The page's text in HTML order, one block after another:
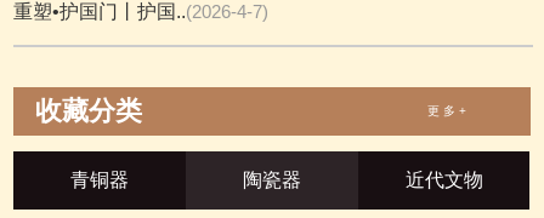
重塑•护国门丨护国..(2026-4-7)
收藏分类 更 多 +
青铜器 陶瓷器 近代文物